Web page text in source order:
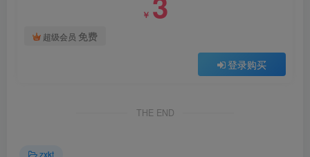
￥
超级会员 免费
登录购买
THE END
zxkt